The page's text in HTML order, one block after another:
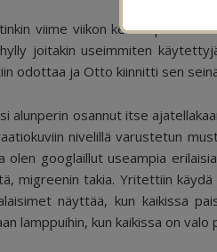
viime viikon keittiö-
joitakin useimmiten
odottaa ja Otto kiinnitti sen
alunperin osannut itse
nivelillä varustetun
olen googlaillut useampia
migreenin takia. Yritettiin
näyttää, kun kaikissa
lamppuihin, kun kaikissa on valo